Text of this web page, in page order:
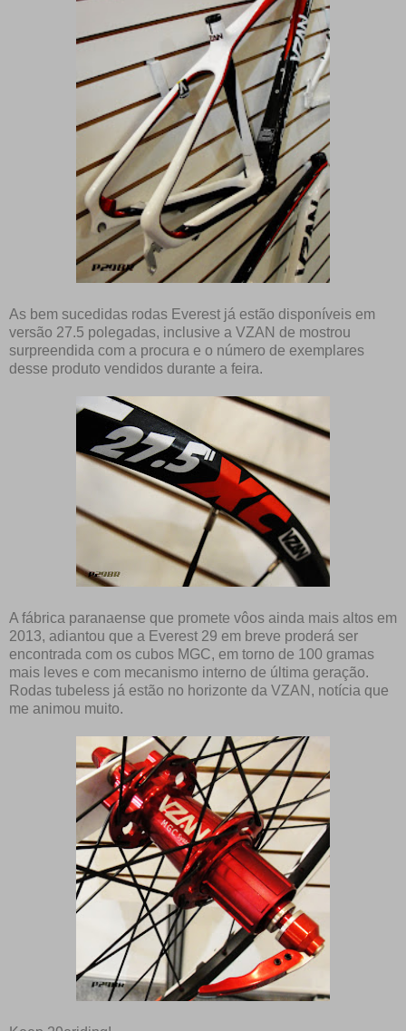
As bem sucedidas rodas Everest já estão disponíveis em
versão 27.5 polegadas, inclusive a VZAN de mostrou
surpreendida com a procura e o número de exemplares
desse produto vendidos durante a feira.
A fábrica paranaense que promete vôos ainda mais altos em
2013, adiantou que a Everest 29 em breve proderá ser
encontrada com os cubos MGC, em torno de 100 gramas
mais leves e com mecanismo interno de última geração.
Rodas tubeless já estão no horizonte da VZAN, notícia que
me animou muito.